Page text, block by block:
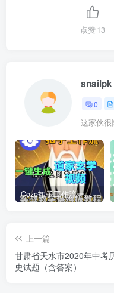
点赞13
snailpk
0
这家伙很
Coze扣子工作流一键生成道家玄学短视频，实战保姆级教程
上一篇
甘肃省天水市2020年中考
史试题（含答案）